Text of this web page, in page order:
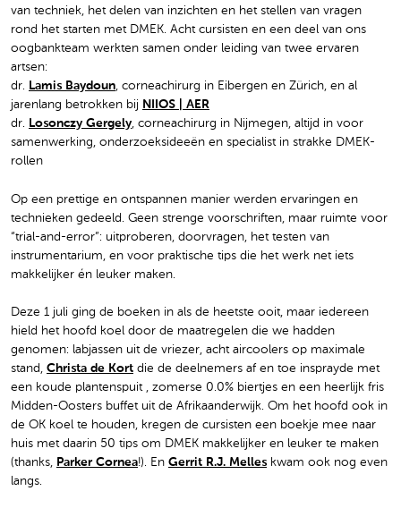
van techniek, het delen van inzichten en het stellen van vragen
rond het starten met DMEK. Acht cursisten en een deel van ons
oogbankteam werkten samen onder leiding van twee ervaren
artsen:
dr. Lamis Baydoun, corneachirurg in Eibergen en Zürich, en al
jarenlang betrokken bij NIIOS | AER
dr. Losonczy Gergely, corneachirurg in Nijmegen, altijd in voor
samenwerking, onderzoeksideeën en specialist in strakke DMEK-
rollen
Op een prettige en ontspannen manier werden ervaringen en
technieken gedeeld. Geen strenge voorschriften, maar ruimte voor
“trial-and-error”: uitproberen, doorvragen, het testen van
instrumentarium, en voor praktische tips die het werk net iets
makkelijker én leuker maken.
Deze 1 juli ging de boeken in als de heetste ooit, maar iedereen
hield het hoofd koel door de maatregelen die we hadden
genomen: labjassen uit de vriezer, acht aircoolers op maximale
stand, Christa de Kort die de deelnemers af en toe insprayde met
een koude plantenspuit , zomerse 0.0% biertjes en een heerlijk fris
Midden-Oosters buffet uit de Afrikaanderwijk. Om het hoofd ook in
de OK koel te houden, kregen de cursisten een boekje mee naar
huis met daarin 50 tips om DMEK makkelijker en leuker te maken
(thanks, Parker Cornea!). En Gerrit R.J. Melles kwam ook nog even
langs.